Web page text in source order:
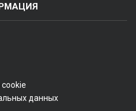
данных